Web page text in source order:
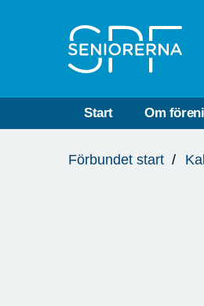
Start Om
är
Förbundet start